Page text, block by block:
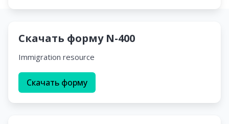
Скачать форму N-400
Immigration resource
Скачать форму